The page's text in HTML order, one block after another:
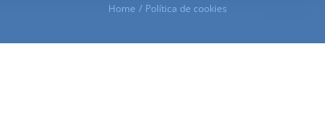
Home Política de cookies